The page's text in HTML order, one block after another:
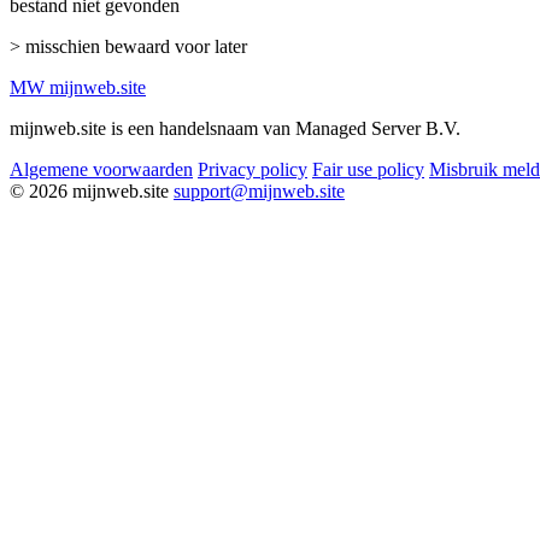
bestand niet gevonden
> misschien bewaard voor later
MW mijnweb.site
mijnweb.site is een handelsnaam van Managed Server B.V.
Algemene voorwaarden Privacy policy Fair use policy Misbruik
© 2026 mijnweb.site support@mijnweb.site